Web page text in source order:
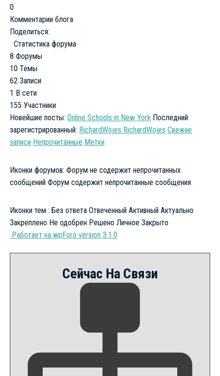
0
Комментарии блога
Поделиться:
Статистика форума
8 Форумы
10 Темы
62 Записи
1 В сети
155 Участники
Новейшие посты: Online Schools in New York Последний
зарегистрированный: RichardWojes RichardWojes Свежие
записи Непрочитанные Метки
Иконки форумов: Форум не содержит непрочитанных
сообщений Форум содержит непрочитанные сообщения
Иконки тем : Без ответа Отвеченный Активный Актуально
Закреплено Не одобрен Решено Личное Закрыто
Работает на wpForo version 3.1.0
Сейчас На Связи